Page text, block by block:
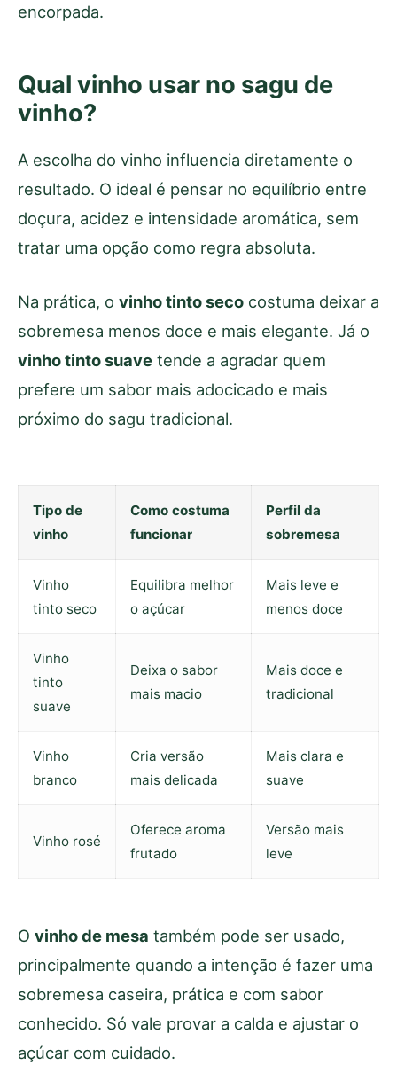
encorpada.
Qual vinho usar no sagu de
vinho?
A escolha do vinho influencia diretamente o
resultado. O ideal é pensar no equilíbrio entre
doçura, acidez e intensidade aromática, sem
tratar uma opção como regra absoluta.
Na prática, o vinho tinto seco costuma deixar a
sobremesa menos doce e mais elegante. Já o
vinho tinto suave tende a agradar quem
prefere um sabor mais adocicado e mais
próximo do sagu tradicional.
Tipo de
vinho
Como costuma
funcionar
Perfil da
sobremesa
Vinho
tinto seco
Equilibra melhor
o açúcar
Mais leve e
menos doce
Vinho
tinto
suave
Deixa o sabor
mais macio
Mais doce e
tradicional
Vinho
branco
Cria versão
mais delicada
Mais clara e
suave
Vinho rosé
Oferece aroma
frutado
Versão mais
leve
O vinho de mesa também pode ser usado,
principalmente quando a intenção é fazer uma
sobremesa caseira, prática e com sabor
conhecido. Só vale provar a calda e ajustar o
açúcar com cuidado.